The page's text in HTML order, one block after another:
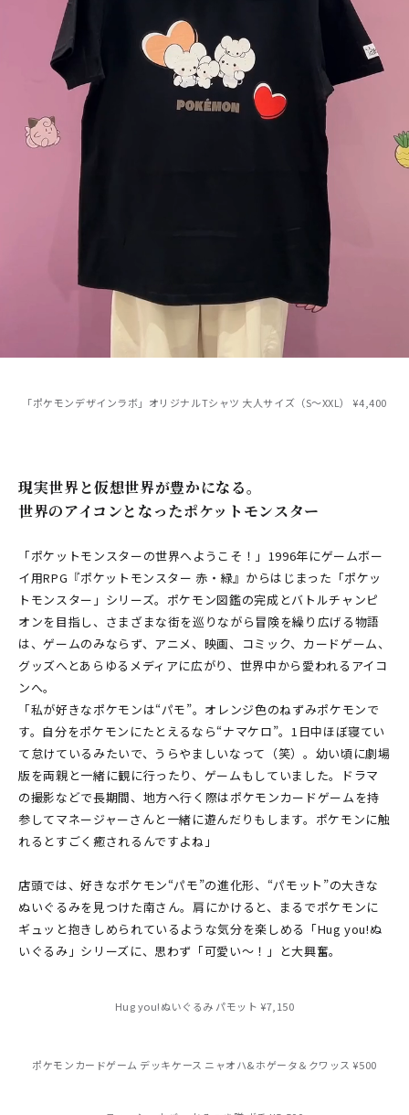
「ポケモンデザインラボ」オリジナルTシャツ 大人サイズ（S〜XXL） ¥4,400
現実世界と仮想世界が豊かになる。
世界のアイコンとなったポケットモンスター
「ポケットモンスターの世界へようこそ！」――1996年にゲームボー
イ用RPG『ポケットモンスター 赤・緑』からはじまった「ポケッ
トモンスター」シリーズ。ポケモン図鑑の完成とバトルチャンピ
オンを目指し、さまざまな街を巡りながら冒険を繰り広げる物語
は、ゲームのみならず、アニメ、映画、コミック、カードゲーム、
グッズへとあらゆるメディアに広がり、世界中から愛われるアイコ
ンへ。
「私が好きなポケモンは“パモ”。オレンジ色のねずみポケモンで
す。自分をポケモンにたとえるなら“ナマケロ”。1日中ほぼ寝てい
て怠けているみたいで、うらやましいなって（笑）。幼い頃に劇場
版を両親と一緒に観に行ったり、ゲームもしていました。ドラマ
の撮影などで長期間、地方へ行く際はポケモンカードゲームを持
参してマネージャーさんと一緒に遊んだりもします。ポケモンに触
れるとすごく癒されるんですよね」
店頭では、好きなポケモン“パモ”の進化形、“パモット”の大きな
ぬいぐるみを見つけた南さん。肩にかけると、まるでポケモンに
ギュッと抱きしめられているような気分を楽しめる「Hug you!ぬ
いぐるみ」シリーズに、思わず「可愛い〜！」と大興奮。
Hug you!ぬいぐるみ パモット ¥7,150
ポケモンカードゲーム デッキケース ニャオハ&ホゲータ＆クワッス ¥500